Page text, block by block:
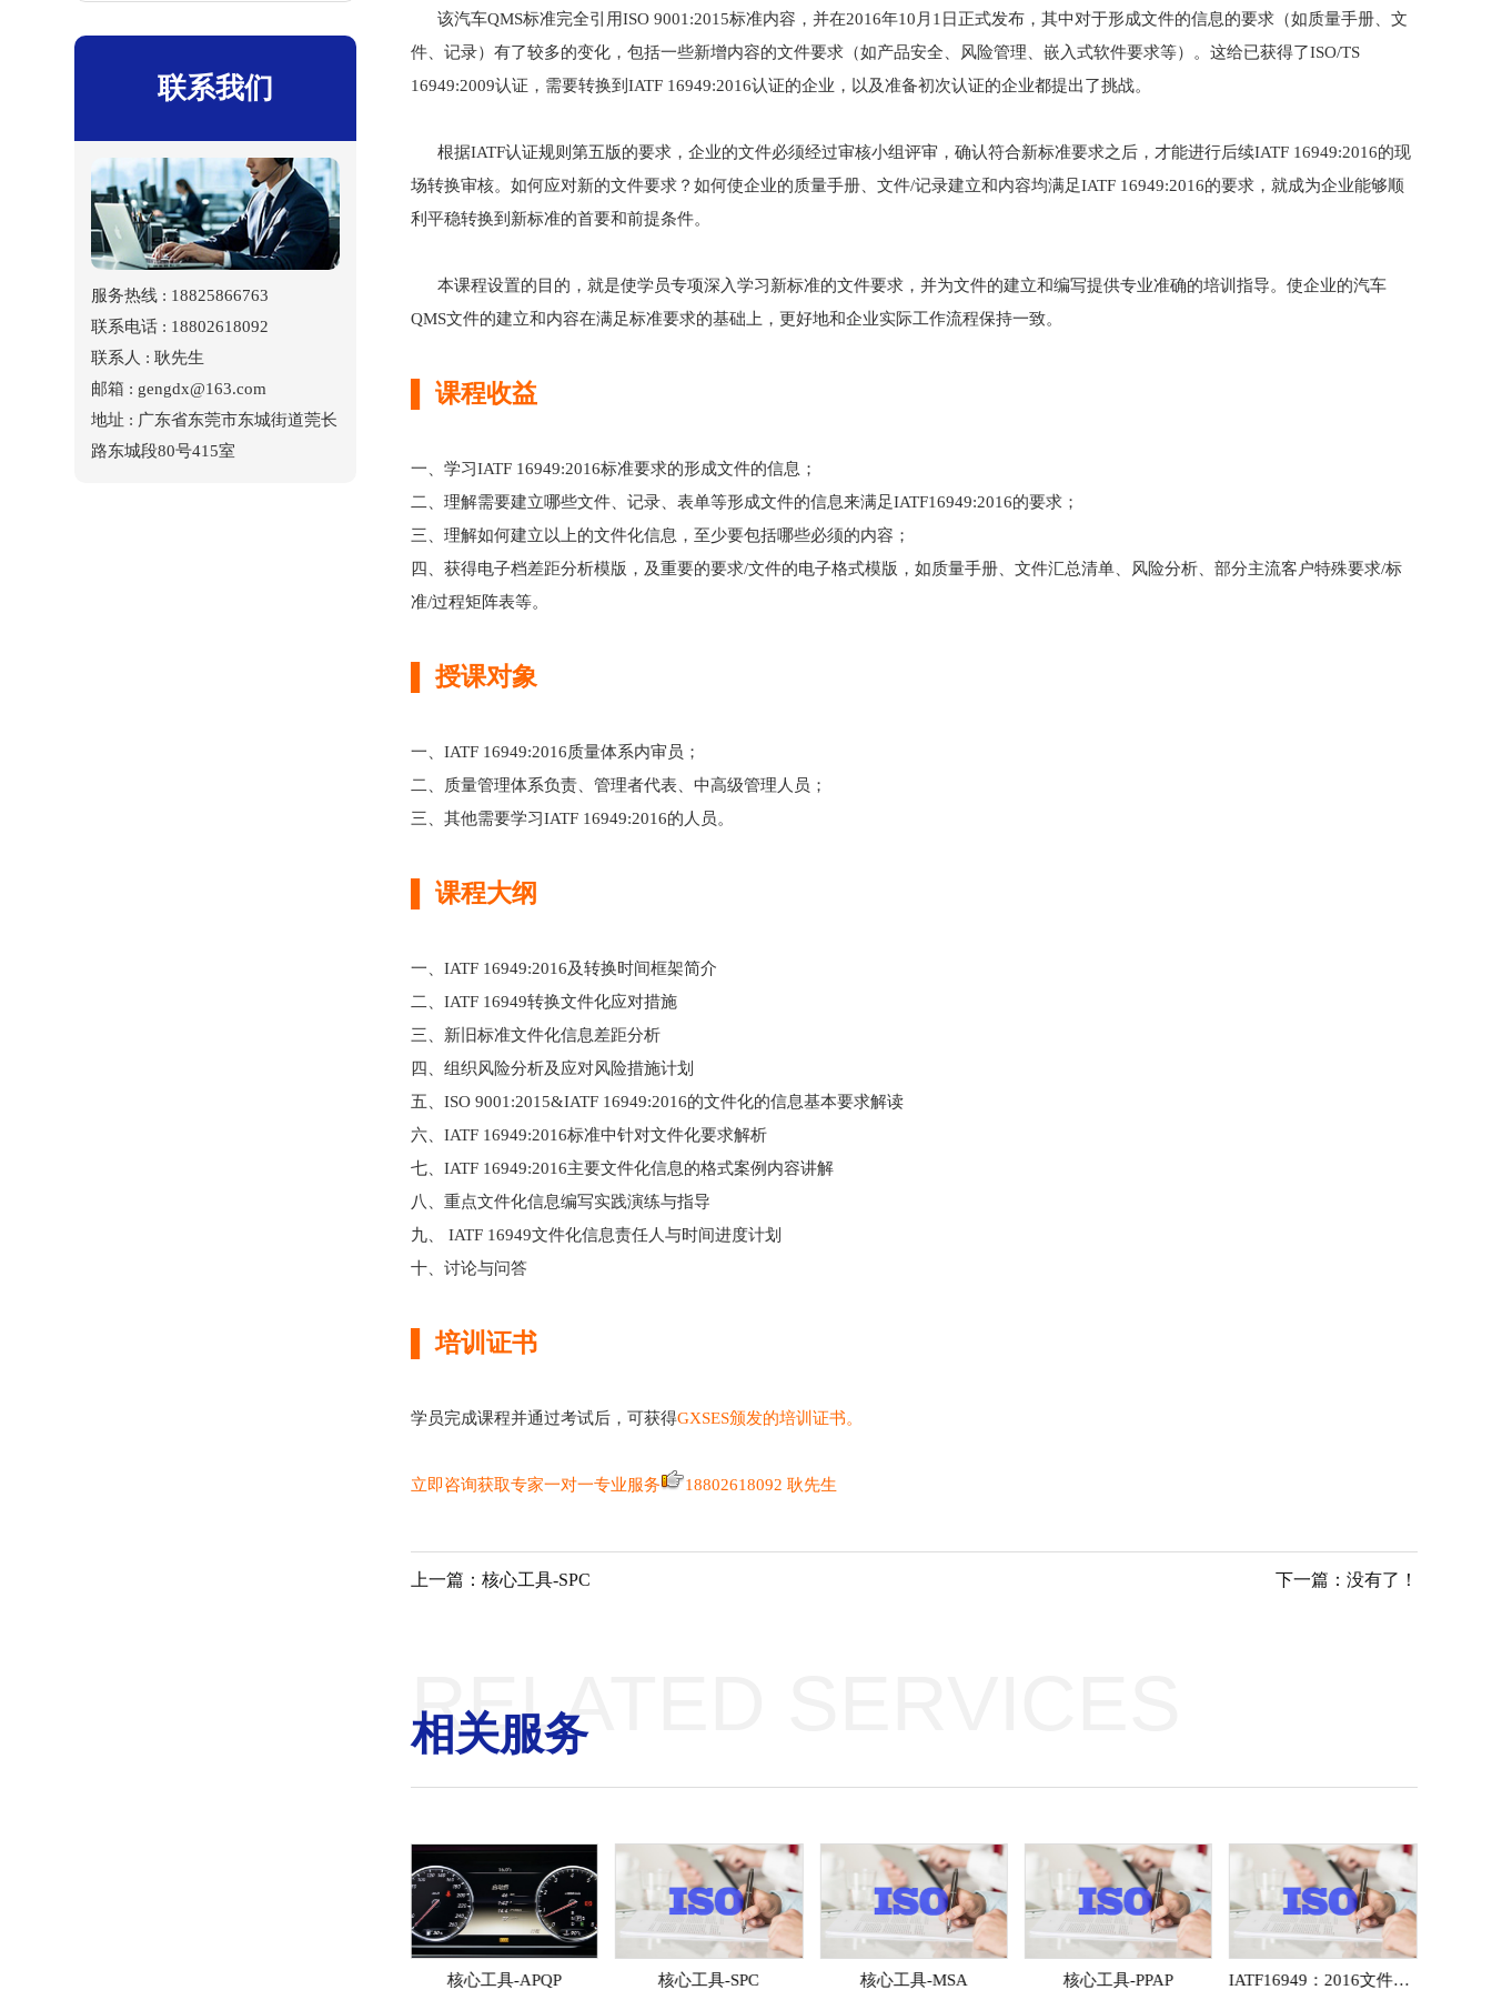
联系我们
服务热线 : 18825866763
联系电话 : 18802618092
联系人 : 耿先生
邮箱 : gengdx@163.com
地址 : 广东省东莞市东城街道莞长
路东城段80号415室
该汽车QMS标准完全引用ISO 9001:2015标准内容，并在2016年10月1日正式发布，其中对于形成文件的信息的要求（如质量手册、文
件、记录）有了较多的变化，包括一些新增内容的文件要求（如产品安全、风险管理、嵌入式软件要求等）。这给已获得了ISO/TS
16949:2009认证，需要转换到IATF 16949:2016认证的企业，以及准备初次认证的企业都提出了挑战。
根据IATF认证规则第五版的要求，企业的文件必须经过审核小组评审，确认符合新标准要求之后，才能进行后续IATF 16949:2016的现
场转换审核。如何应对新的文件要求？如何使企业的质量手册、文件/记录建立和内容均满足IATF 16949:2016的要求，就成为企业能够顺
利平稳转换到新标准的首要和前提条件。
本课程设置的目的，就是使学员专项深入学习新标准的文件要求，并为文件的建立和编写提供专业准确的培训指导。使企业的汽车
QMS文件的建立和内容在满足标准要求的基础上，更好地和企业实际工作流程保持一致。
▌ 课程收益
一、学习IATF 16949:2016标准要求的形成文件的信息；
二、理解需要建立哪些文件、记录、表单等形成文件的信息来满足IATF16949:2016的要求；
三、理解如何建立以上的文件化信息，至少要包括哪些必须的内容；
四、获得电子档差距分析模版，及重要的要求/文件的电子格式模版，如质量手册、文件汇总清单、风险分析、部分主流客户特殊要求/标
准/过程矩阵表等。
▌ 授课对象
一、IATF 16949:2016质量体系内审员；
二、质量管理体系负责、管理者代表、中高级管理人员；
三、其他需要学习IATF 16949:2016的人员。
▌ 课程大纲
一、IATF 16949:2016及转换时间框架简介
二、IATF 16949转换文件化应对措施
三、新旧标准文件化信息差距分析
四、组织风险分析及应对风险措施计划
五、ISO 9001:2015&IATF 16949:2016的文件化的信息基本要求解读
六、IATF 16949:2016标准中针对文件化要求解析
七、IATF 16949:2016主要文件化信息的格式案例内容讲解
八、重点文件化信息编写实践演练与指导
九、 IATF 16949文件化信息责任人与时间进度计划
十、讨论与问答
▌ 培训证书
学员完成课程并通过考试后，可获得GXSES颁发的培训证书。
立即咨询获取专家一对一专业服务 18802618092 耿先生
上一篇：核心工具-SPC 下一篇：没有了！
RELATED SERVICES
相关服务
核心工具-APQP 核心工具-SPC 核心工具-MSA 核心工具-PPAP IATF16949：2016文件结构与编制